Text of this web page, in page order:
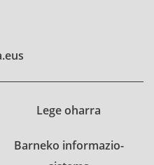
Lege oharra
Barneko informazio-